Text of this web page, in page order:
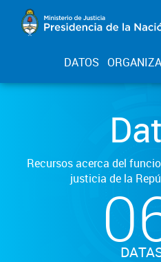
DATOS
Recursos acerca del
justicia de la